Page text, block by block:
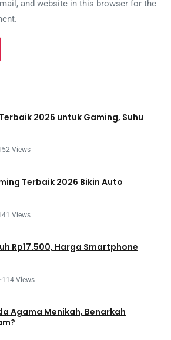
and website in this browser for the
2026 untuk Gaming, Suhu
Views
Terbaik 2026 Bikin Auto
Views
Rp17.500, Harga Smartphone
•114 Views
Agama Menikah, Benarkah